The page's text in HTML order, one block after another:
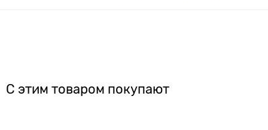
С этим товаром покупают